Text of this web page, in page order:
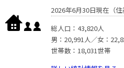
2026年6月30日現在（住
総人口：43,820人
男：20,991人／女：
世帯数：18,031世帯